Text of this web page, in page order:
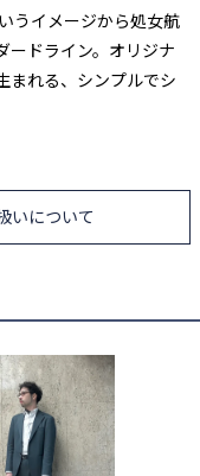
うイメージから処女航
ードライン。オリジナ
まれる、シンプルでシ
いについて